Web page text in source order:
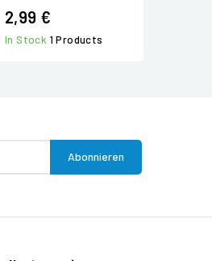
2,99 €
In Stock 1 Products